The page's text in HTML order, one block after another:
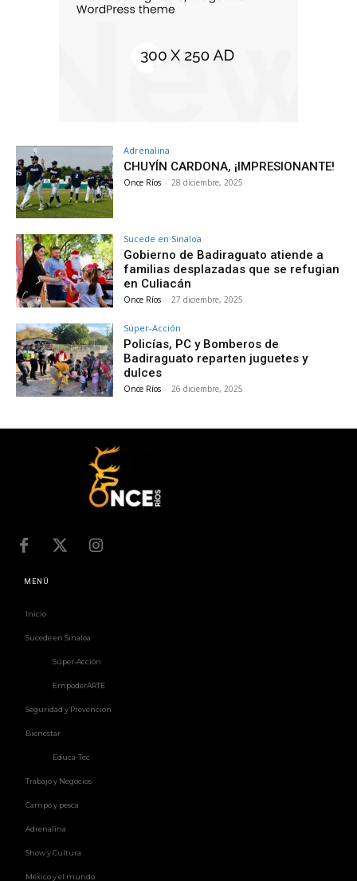
Adrenalina
CHUYÍN CARDONA, ¡IMPRESIONANTE!
Once Ríos - 28 diciembre, 2025
Sucede en Sinaloa
Gobierno de Badiraguato atiende a
familias desplazadas que se refugian
en Culiacán
Once Ríos - 27 diciembre, 2025
Súper-Acción
Policías, PC y Bomberos de
Badiraguato reparten juguetes y
dulces
Once Ríos - 26 diciembre, 2025
MENÚ
Inicio
Sucede en Sinaloa
Súper-Acción
EmpoderARTE
Seguridad y Prevención
Bienestar
Educa-Tec
Trabajo y Negocios
Campo y pesca
Adrenalina
Show y Cultura
México y el mundo